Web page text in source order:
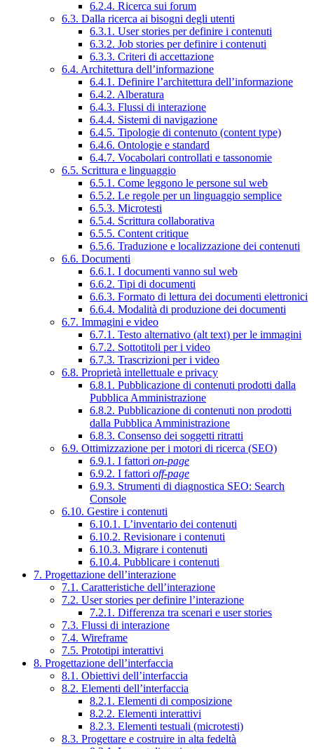
6.2.4. Ricerca sui forum
6.3. Dalla ricerca ai bisogni degli utenti
6.3.1. User stories per definire i contenuti
6.3.2. Job stories per definire i contenuti
6.3.3. Criteri di accettazione
6.4. Architettura dell’informazione
6.4.1. Definire l’architettura dell’informazione
6.4.2. Alberatura
6.4.3. Flussi di interazione
6.4.4. Sistemi di navigazione
6.4.5. Tipologie di contenuto (content type)
6.4.6. Ontologie e standard
6.4.7. Vocabolari controllati e tassonomie
6.5. Scrittura e linguaggio
6.5.1. Come leggono le persone sul web
6.5.2. Le regole per un linguaggio semplice
6.5.3. Microtesti
6.5.4. Scrittura collaborativa
6.5.5. Content critique
6.5.6. Traduzione e localizzazione dei contenuti
6.6. Documenti
6.6.1. I documenti vanno sul web
6.6.2. Tipi di documenti
6.6.3. Formato di lettura dei documenti elettronici
6.6.4. Modalità di produzione dei documenti
6.7. Immagini e video
6.7.1. Testo alternativo (alt text) per le immagini
6.7.2. Sottotitoli per i video
6.7.3. Trascrizioni per i video
6.8. Proprietà intellettuale e privacy
6.8.1. Pubblicazione di contenuti prodotti dalla
Pubblica Amministrazione
6.8.2. Pubblicazione di contenuti non prodotti
dalla Pubblica Amministrazione
6.8.3. Consenso dei soggetti ritratti
6.9. Ottimizzazione per i motori di ricerca (SEO)
6.9.1. I fattori on-page
6.9.2. I fattori off-page
6.9.3. Strumenti di diagnostica SEO: Search
Console
6.10. Gestire i contenuti
6.10.1. L’inventario dei contenuti
6.10.2. Revisionare i contenuti
6.10.3. Migrare i contenuti
6.10.4. Pubblicare i contenuti
7. Progettazione dell’interazione
7.1. Caratteristiche dell’interazione
7.2. User stories per definire l’interazione
7.2.1. Differenza tra scenari e user stories
7.3. Flussi di interazione
7.4. Wireframe
7.5. Prototipi interattivi
8. Progettazione dell’interfaccia
8.1. Obiettivi dell’interfaccia
8.2. Elementi dell’interfaccia
8.2.1. Elementi di composizione
8.2.2. Elementi interattivi
8.2.3. Elementi testuali (microtesti)
8.3. Progettare e costruire in alta fedeltà